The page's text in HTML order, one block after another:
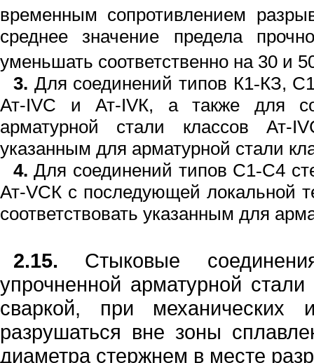
временным сопротивлением
среднее значение предела прочн
уменьшать соответственно на30 и
3. Для соединений типов К1-КЗ,
Ат-IVС и Ат-IVК, а также для
арматурной
стали классов Ат-IV
указанным для арматур­ной стали
4.Для соединений типов С1-С4
Ат-VСК с последующей локальной
со­ответствовать указанным для
2.15. Стыковые
упрочненной арматурной стали
сваркой, при механических
разрушаться вне зоны
диаметра стержнем в месте